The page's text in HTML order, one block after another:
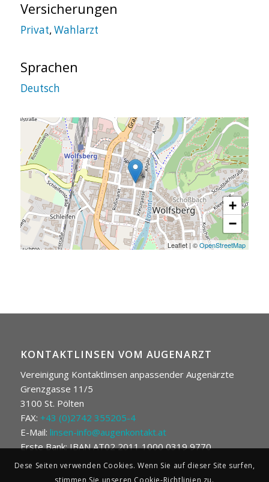
Versicherungen
Privat, Wahlarzt
Sprachen
Deutsch
+
−
Leaflet | ©OpenStreetMap
KONTAKTLINSEN VOM AUGENARZT
Vereinigung Kontaktlinsen anpassender Augenärzte
Grenzgasse 11/5
3100 St. Pölten
FAX: +43 (0)2742 355205-4
E-Mail: linsen-info@augenkontakt.at
Erste Bank: IBAN AT02 2011 1000 0319 9770
Dese Seiten verwenden Cookies. Wenn Sie auf dieser Site surfen,
stimmen Sie unseren Cookie-Richtlinien zu.